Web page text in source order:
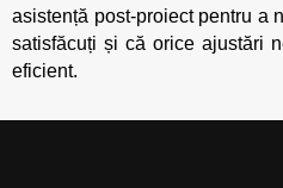
asistență post-proiect pentru a
satisfăcuți și că orice ajustări
eficient.